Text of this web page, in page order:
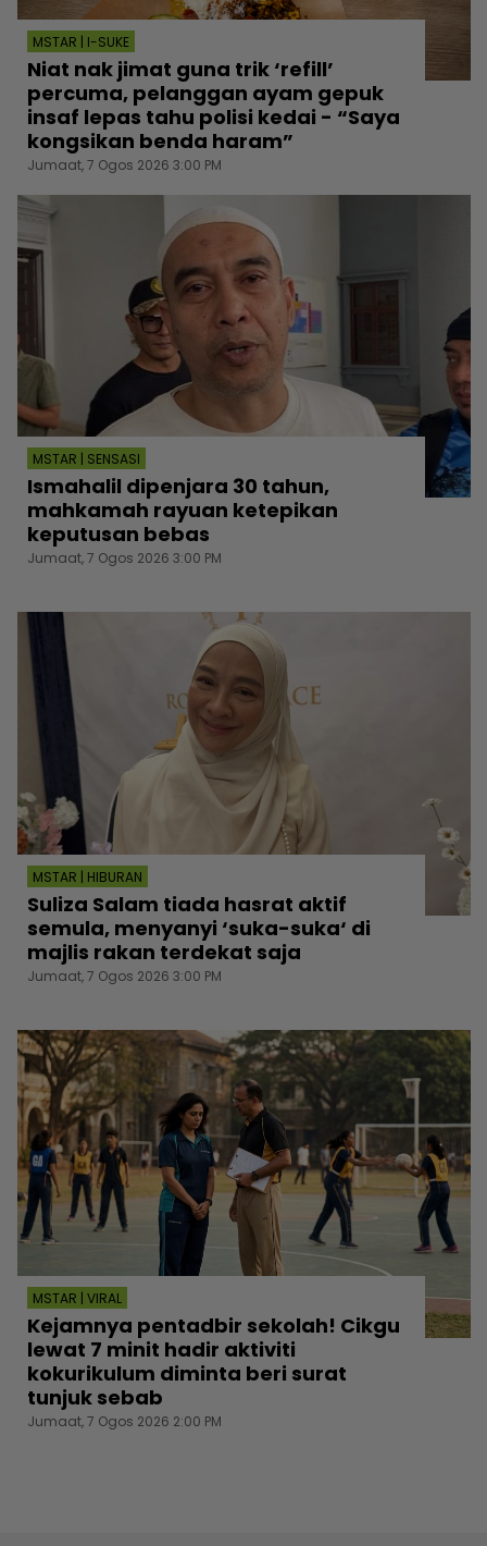
MSTAR | I-SUKE
Niat nak jimat guna trik ‘refill’
percuma, pelanggan ayam gepuk
insaf lepas tahu polisi kedai - “Saya
kongsikan benda haram”
Jumaat, 7 Ogos 2026 3:00 PM
MSTAR | SENSASI
Ismahalil dipenjara 30 tahun,
mahkamah rayuan ketepikan
keputusan bebas
Jumaat, 7 Ogos 2026 3:00 PM
MSTAR | HIBURAN
Suliza Salam tiada hasrat aktif
semula, menyanyi ‘suka-suka‘ di
majlis rakan terdekat saja
Jumaat, 7 Ogos 2026 3:00 PM
MSTAR | VIRAL
Kejamnya pentadbir sekolah! Cikgu
lewat 7 minit hadir aktiviti
kokurikulum diminta beri surat
tunjuk sebab
Jumaat, 7 Ogos 2026 2:00 PM